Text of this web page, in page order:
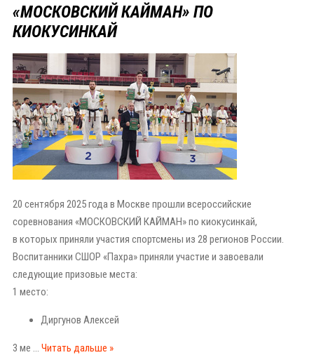
«МОСКОВСКИЙ КАЙМАН» ПО
КИОКУСИНКАЙ
20 сентября 2025 года в Москве прошли всероссийские
соревнования «МОСКОВСКИЙ КАЙМАН» по киокусинкай,
в которых приняли участия спортсмены из 28 регионов России.
Воспитанники СШОР «Пахра» приняли участие и завоевали
следующие призовые места:
1 место:
Диргунов Алексей
3 ме ... Читать дальше »